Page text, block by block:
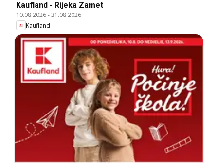
Kaufland - Rijeka Zamet
10.08.2026-31.08.2026
Kaufland